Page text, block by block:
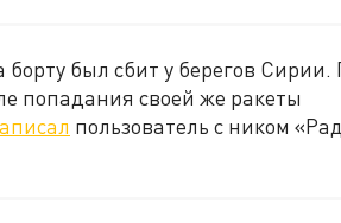
был сбит у берегов Сирии.
попадания своей же ракеты
пользователь с ником